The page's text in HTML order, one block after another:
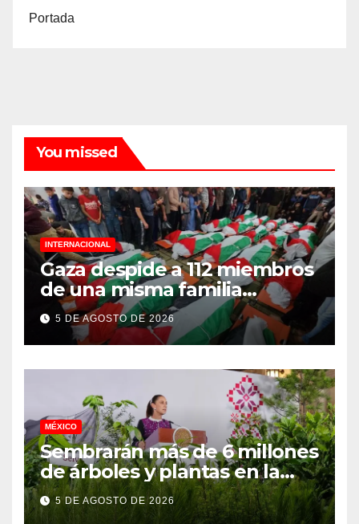
Portada
You missed
INTERNACIONAL
Gaza despide a 112 miembros
de una misma familia
asesinados durante el
genocidio
5 DE AGOSTO DE 2026
MÉXICO
Sembrarán más de 6 millones
de árboles y plantas en la
Jornada Nacional de
Reforestación 2026
5 DE AGOSTO DE 2026